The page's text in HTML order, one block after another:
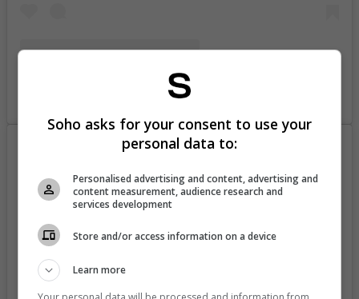
A post shared by Mabel Moreno (@mabelmoreno1)
Soho asks for your consent to use your
personal data to:
Personalised advertising and content, advertising and
content measurement, audience research and
services development
Store and/or access information on a device
Learn more